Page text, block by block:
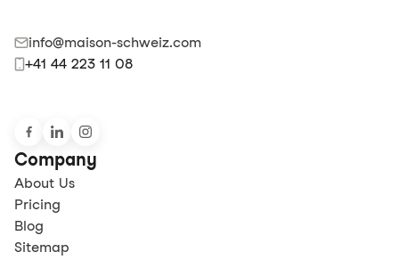
info@maison-schweiz.com
+41 44 223 11 08
Company
About Us
Pricing
Blog
Sitemap